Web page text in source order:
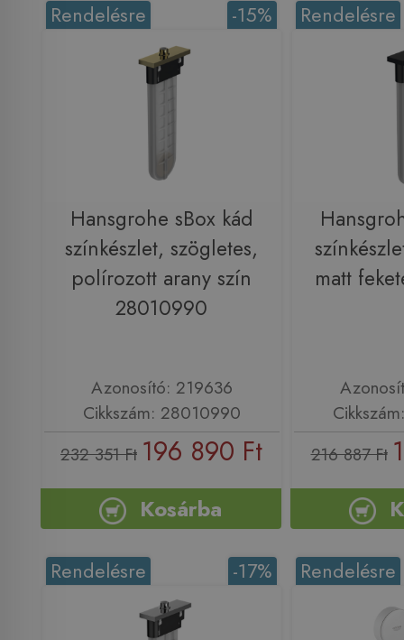
-15%
Rendelésre
Hansgrohe sBox kád
színkészlet, szögletes,
polírozott arany szín
28010990
Azonosító: 219636
Cikkszám: 28010990
232 351 Ft 196 890 Ft
Kosárba
Rendelésre
matt
216 887 Ft
-17%
Rendelésre Rendelésre